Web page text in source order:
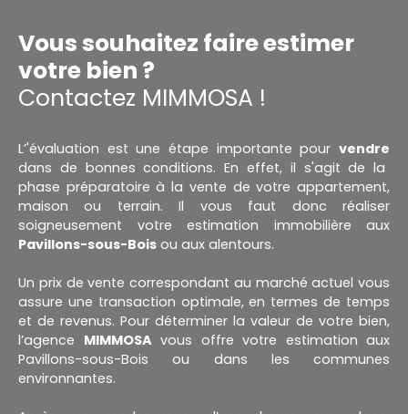
Vous souhaitez faire estimer
votre bien ?
Contactez MIMMOSA !
L’'évaluation est une étape importante pour vendre
dans de bonnes conditions. En effet, il s'agit de la
phase préparatoire à la vente de votre appartement,
maison ou terrain. Il vous faut donc réaliser
soigneusement votre estimation immobilière aux
Pavillons-sous-Bois ou aux alentours.
Un prix de vente correspondant au marché actuel vous
assure une transaction optimale, en termes de temps
et de revenus. Pour déterminer la valeur de votre bien,
l’agence MIMMOSAvous offre votre estimation aux
Pavillons-sous-Bois ou dans les communes
environnantes.